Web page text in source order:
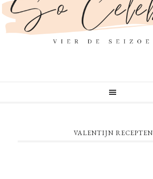
VALENTIJN RECEPTEN